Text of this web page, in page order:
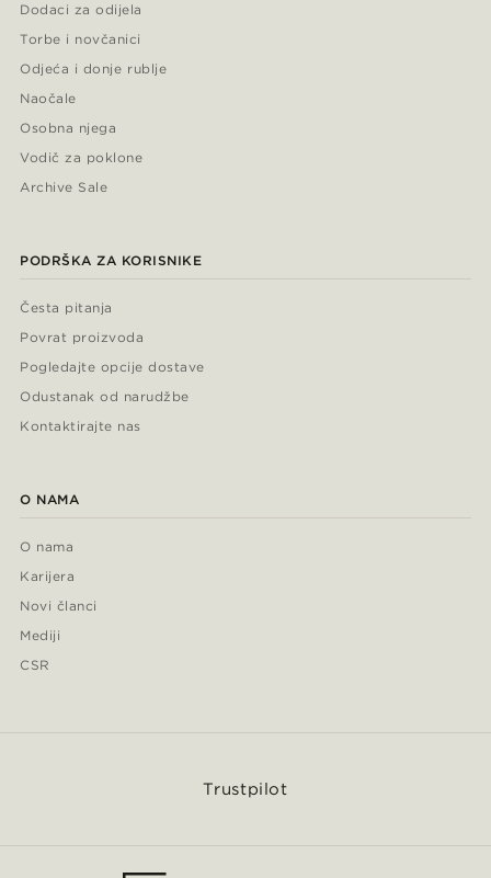
Dodaci za odijela
Torbe i novčanici
Odjeća i donje rublje
Naočale
Osobna njega
Vodič za poklone
Archive Sale
PODRŠKA ZA KORISNIKE
Česta pitanja
Povrat proizvoda
Pogledajte opcije dostave
Odustanak od narudžbe
Kontaktirajte nas
O NAMA
O nama
Karijera
Novi članci
Mediji
CSR
Trustpilot